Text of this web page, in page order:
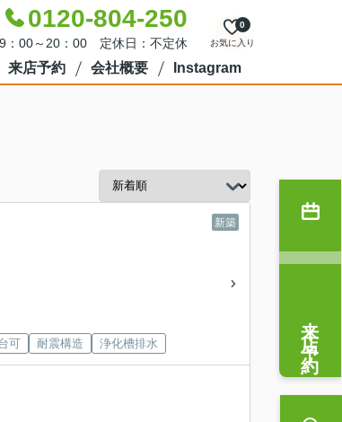
0120-804-250
：00～20：00 定休日：不定休 お気に入り
0
来店予約 会社概要 Instagram
新築
可 耐震構造 浄化槽排水 来店予約